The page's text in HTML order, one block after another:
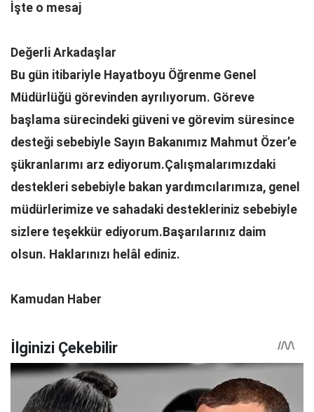
İşte o mesaj
Değerli Arkadaşlar
Bu gün itibariyle Hayatboyu Öğrenme Genel
Müdürlüğü görevinden ayrılıyorum. Göreve
başlama sürecindeki güveni ve görevim süresince
desteği sebebiyle Sayın Bakanımız Mahmut Özer’e
şükranlarımı arz ediyorum.Çalışmalarımızdaki
destekleri sebebiyle bakan yardımcılarımıza, genel
müdürlerimize ve sahadaki destekleriniz sebebiyle
sizlere teşekkür ediyorum.Başarılarınız daim
olsun. Haklarınızı helâl ediniz.
Kamudan Haber